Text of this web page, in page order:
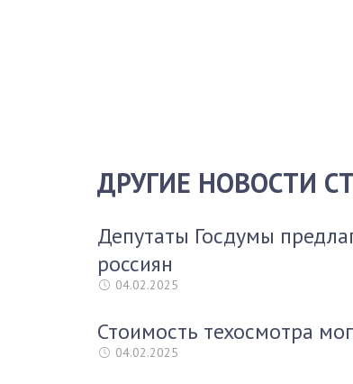
ДРУГИЕ НОВОСТИ
Депутаты Госдумы
россиян
04.02.2025
Стоимость техосмотра
04.02.2025